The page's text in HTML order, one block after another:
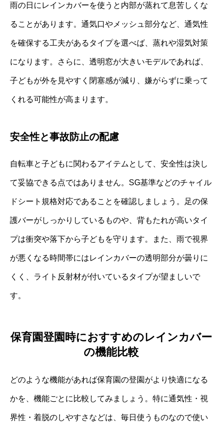
雨の日にレインカバーを使うと内部が蒸れて息苦しくな
ることがあります。通気口やメッシュ部分など、通気性
を確保する工夫があるタイプを選べば、蒸れや湿気対策
になります。さらに、透明窓が大きいモデルであれば、
子どもが外を見やすく閉塞感が減り、嫌がらずに乗って
くれる可能性が高まります。
安全性と事故防止の配慮
自転車と子どもに関わるアイテムとして、安全性は決し
て妥協できる点ではありません。SG基準などのチャイル
ドシート規格対応であることを確認しましょう。足の保
護バーがしっかりしているものや、背もたれが高いタイ
プは衝突や落下から子どもを守ります。また、雨で視界
が悪くなる時間帯にはレインカバーの透明部分が曇りに
くく、ライト反射材が付いているタイプが望ましいで
す。
保育園登園時におすすめのレインカバー
の機能比較
どのような機能があれば保育園の登園がより快適になる
かを、機能ごとに比較してみましょう。特に通気性・視
界性・着脱のしやすさなどは、毎日使うものなので使い